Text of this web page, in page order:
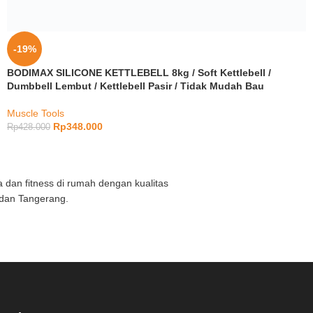
-19%
BODIMAX SILICONE KETTLEBELL 8kg / Soft Kettlebell /
Dumbbell Lembut / Kettlebell Pasir / Tidak Mudah Bau
Muscle Tools
Rp428.000 Rp348.000
dan fitness di rumah dengan kualitas
Tangerang.